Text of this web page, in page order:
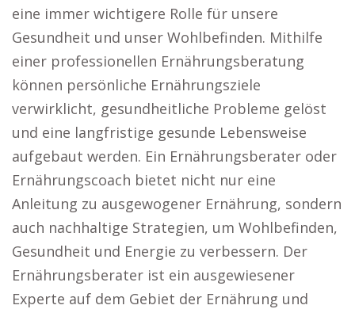
eine immer wichtigere Rolle für unsere
Gesundheit und unser Wohlbefinden. Mithilfe
einer professionellen Ernährungsberatung
können persönliche Ernährungsziele
verwirklicht, gesundheitliche Probleme gelöst
und eine langfristige gesunde Lebensweise
aufgebaut werden. Ein Ernährungsberater oder
Ernährungscoach bietet nicht nur eine
Anleitung zu ausgewogener Ernährung, sondern
auch nachhaltige Strategien, um Wohlbefinden,
Gesundheit und Energie zu verbessern. Der
Ernährungsberater ist ein ausgewiesener
Experte auf dem Gebiet der Ernährung und